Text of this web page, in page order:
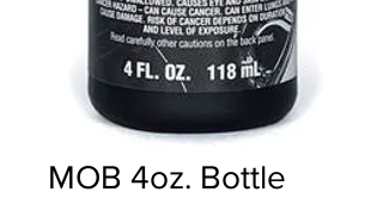
MOB 4oz. Bottle